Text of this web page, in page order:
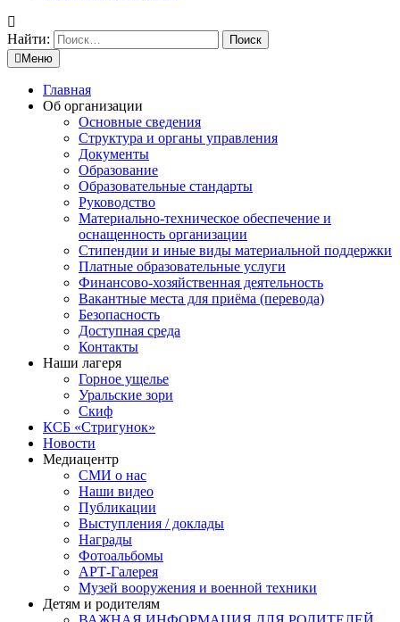
Найти:
Меню
Главная
Об организации
Основные сведения
Структура и органы управления
Документы
Образование
Образовательные стандарты
Руководство
Материально-техническое обеспечение и
оснащенность организации
Стипендии и иные виды материальной поддержки
Платные образовательные услуги
Финансово-хозяйственная деятельность
Вакантные места для приёма (перевода)
Безопасность
Доступная среда
Контакты
Наши лагеря
Горное ущелье
Уральские зори
Скиф
КСБ «Стригунок»
Новости
Медиацентр
СМИ о нас
Наши видео
Публикации
Выступления / доклады
Награды
Фотоальбомы
АРТ-Галерея
Музей вооружения и военной техники
Детям и родителям